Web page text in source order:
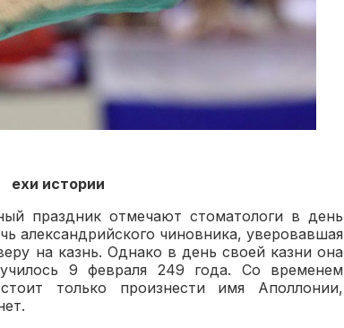
ехи истории
праздник отмечают стоматологи в день
александрийского чиновника, уверовавшая
на казнь. Однако в день своей казни она
9 февраля 249 года. Со временем
только произнести имя Аполлонии,